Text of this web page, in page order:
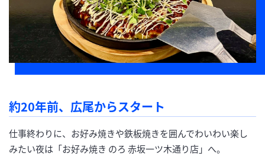
約20年前、広尾からスタート
仕事終わりに、お好み焼きや鉄板焼きを囲んでわいわい楽し
みたい夜は「お好み焼き のろ 赤坂一ツ木通り店」へ。